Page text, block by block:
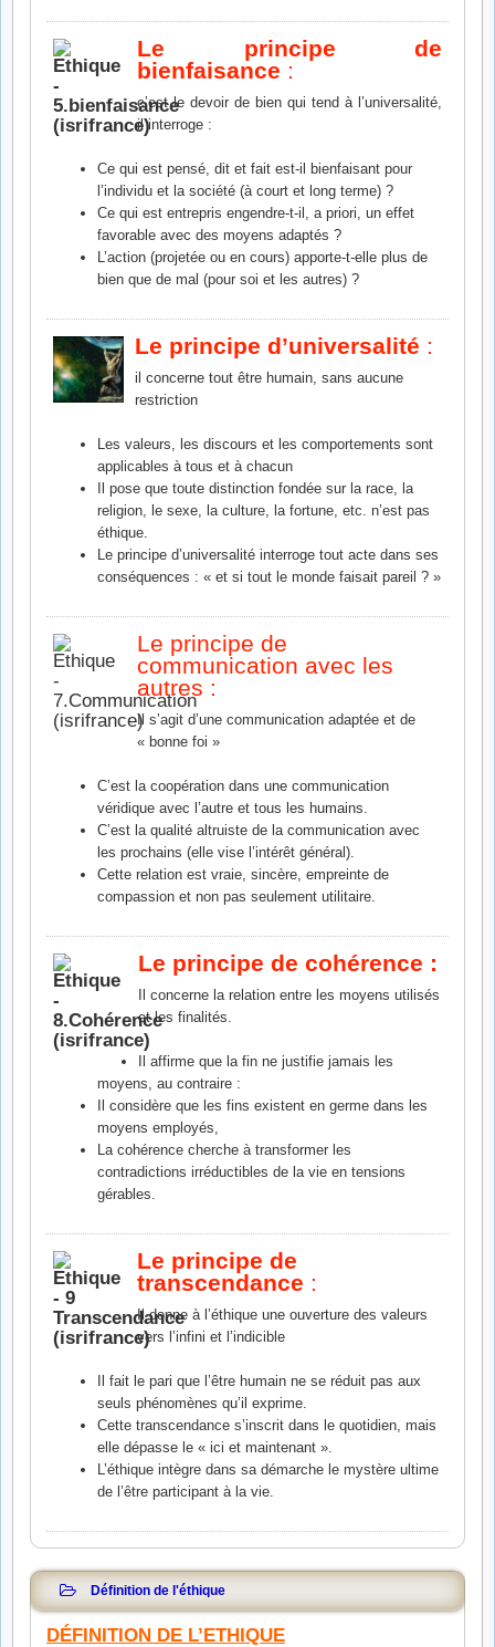
Le principe de
bienfaisance :
c’est le devoir de bien qui tend à l’universalité,
il interroge :
Ce qui est pensé, dit et fait est-il bienfaisant pour
l’individu et la société (à court et long terme) ?
Ce qui est entrepris engendre-t-il, a priori, un effet
favorable avec des moyens adaptés ?
L’action (projetée ou en cours) apporte-t-elle plus de
bien que de mal (pour soi et les autres) ?
Le principe d’universalité :
il concerne tout être humain, sans aucune
restriction
Les valeurs, les discours et les comportements sont
applicables à tous et à chacun
Il pose que toute distinction fondée sur la race, la
religion, le sexe, la culture, la fortune, etc. n’est pas
éthique.
Le principe d’universalité interroge tout acte dans ses
conséquences : « et si tout le monde faisait pareil ? »
Le principe de
communication avec les
autres :
Il s’agit d’une communication adaptée et de
« bonne foi »
C’est la coopération dans une communication
véridique avec l’autre et tous les humains.
C’est la qualité altruiste de la communication avec
les prochains (elle vise l’intérêt général).
Cette relation est vraie, sincère, empreinte de
compassion et non pas seulement utilitaire.
Le principe de cohérence :
Il concerne la relation entre les moyens utilisés
et les finalités.
Il affirme que la fin ne justifie jamais les
moyens, au contraire :
Il considère que les fins existent en germe dans les
moyens employés,
La cohérence cherche à transformer les
contradictions irréductibles de la vie en tensions
gérables.
Le principe de
transcendance :
Il donne à l’éthique une ouverture des valeurs
vers l’infini et l’indicible
Il fait le pari que l’être humain ne se réduit pas aux
seuls phénomènes qu’il exprime.
Cette transcendance s’inscrit dans le quotidien, mais
elle dépasse le « ici et maintenant ».
L’éthique intègre dans sa démarche le mystère ultime
de l’être participant à la vie.
Définition de l'éthique
DÉFINITION DE L’ETHIQUE